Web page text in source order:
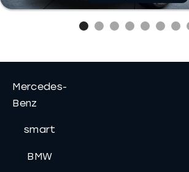
Mercedes-
Benz
smart
BMW